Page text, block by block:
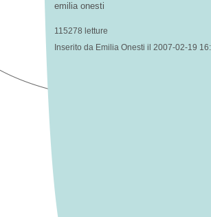
emilia onesti
115278 letture
Inserito da Emilia Onesti il 2007-02-19